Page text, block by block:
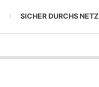
SICHER DURCHS NETZ